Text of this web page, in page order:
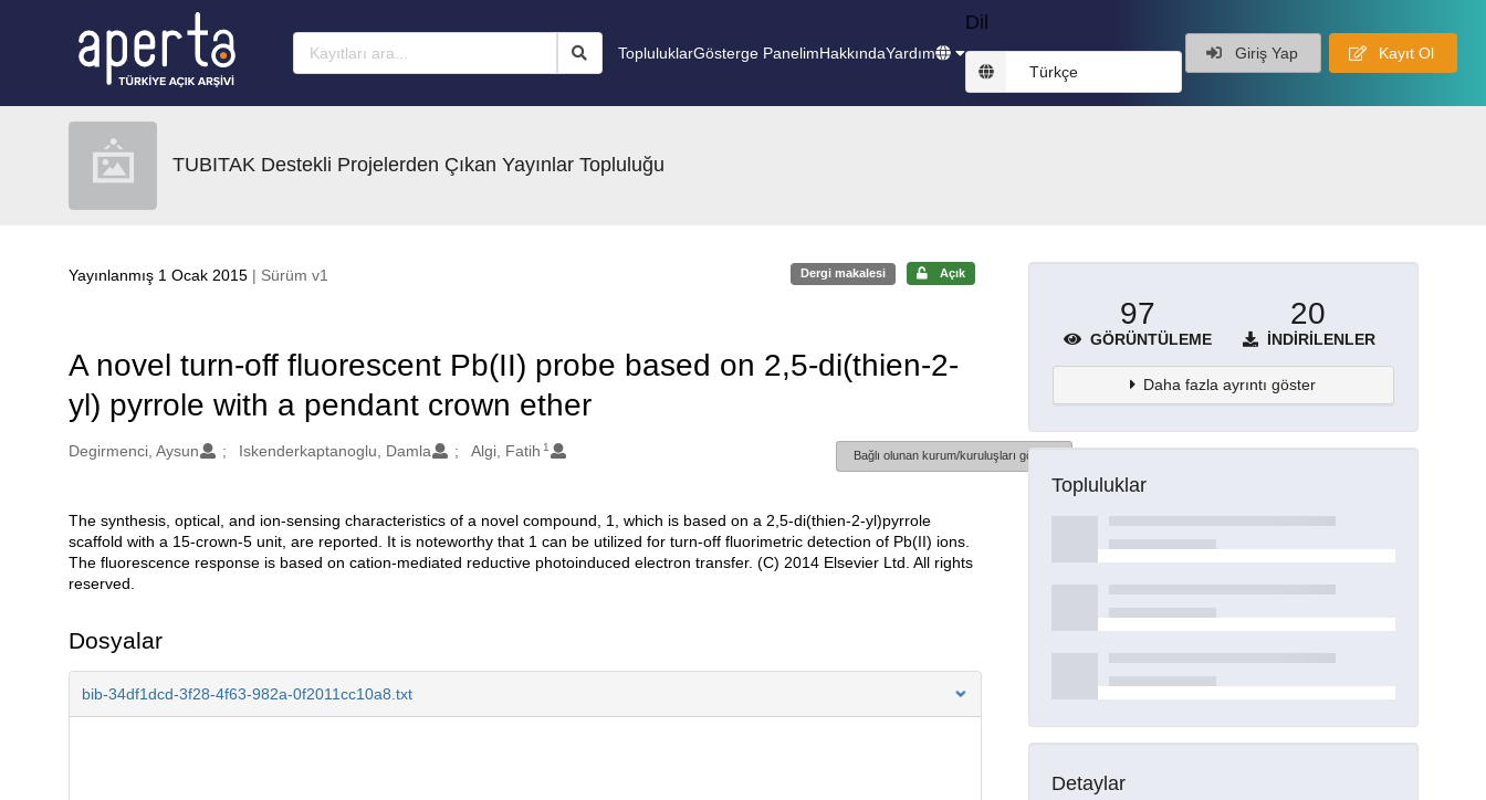
TopluluklarGösterge PanelimHakkındaYardım
Dil
Türkçe
Giriş Yap Kayıt Ol
TUBITAK Destekli Projelerden Çıkan Yayınlar Topluluğu
Yayınlanmış 1 Ocak 2015 | Sürüm v1 Dergi makalesi Açık
A novel turn-off fluorescent Pb(II) probe based on 2,5-di(thien-2-
yl) pyrrole with a pendant crown ether
Oluşturanlar
Degirmenci, Aysun Iskenderkaptanoglu, Damla Algi, Fatih 1
Bağlı olunan kurum/kuruluşları göster
Açıklama
The synthesis, optical, and ion-sensing characteristics of a novel compound, 1, which is based on a 2,5-di(thien-2-yl)pyrrole
scaffold with a 15-crown-5 unit, are reported. It is noteworthy that 1 can be utilized for turn-off fluorimetric detection of Pb(II) ions.
The fluorescence response is based on cation-mediated reductive photoinduced electron transfer. (C) 2014 Elsevier Ltd. All rights
reserved.
Dosyalar
bib-34df1dcd-3f28-4f63-982a-0f2011cc10a8.txt
97
GÖRÜNTÜLEME
20
İNDIRILENLER
Daha fazla ayrıntı göster
Topluluklar
Detaylar